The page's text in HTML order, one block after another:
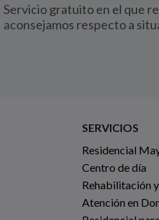
Servicio gratuito en el que
aconsejamos respecto a
SERVICIOS
Residencial
Centro de día
Rehabilitación
Atención en